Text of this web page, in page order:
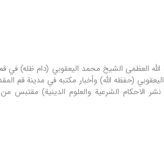
(حفظه الله) وأخبار مكتبه في مدينة قم
الاحكام الشرعية والعلوم الدينية) مقتبس